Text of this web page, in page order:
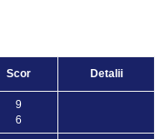
Scor Detalii
9
6